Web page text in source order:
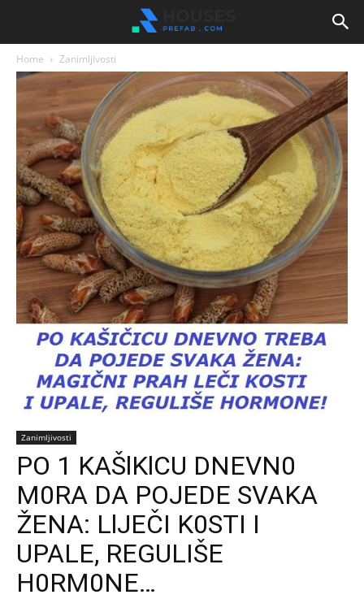
Home Zanimljivosti
Zanimljivosti
PO 1 KAŠlKlCU DNEVN0
M0RA DA POJEDE SVAKA
ŽENA: LlJEČI K0STI I
UPALE, REGULIŠE
H0RM0NE…